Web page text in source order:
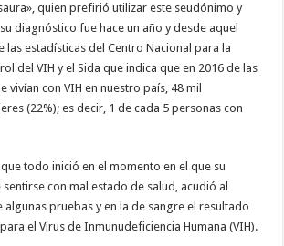
quien prefirió utilizar este seudónimo y
diagnóstico fue hace un año y desde aquel
las estadísticas del Centro Nacional para la
del VIH y el Sida que indica que en 2016 de las
vivían con VIH en nuestro país, 48 mil
(22%); es decir, 1 de cada 5 personas con
todo inició en el momento en el que su
con mal estado de salud, acudió al
algunas pruebas y en la de sangre el resultado
el Virus de Inmunudeficiencia Humana (VIH).